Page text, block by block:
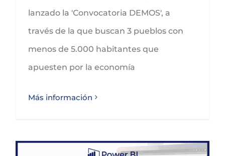
lanzado la 'Convocatoria DEMOS', a
través de la que buscan 3 pueblos con
menos de 5.000 habitantes que
apuesten por la economía
Más información